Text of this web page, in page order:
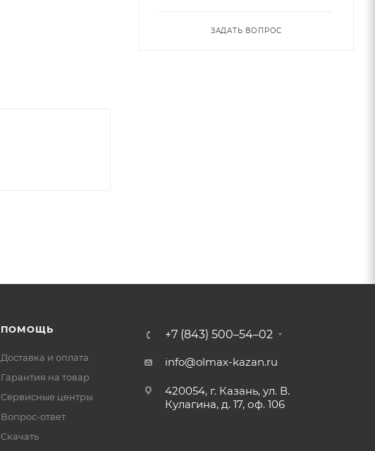
ЗАДАТЬ ВОПРОС
ПОМОЩЬ
Доставка и оплата
Гарантия на товар
Сервисные центры
Вопрос-ответ
Скачать
+7 (843) 500–54–02
info@olmax-kazan.ru
420054, г. Казань, ул. В.
Кулагина, д. 17, оф. 106